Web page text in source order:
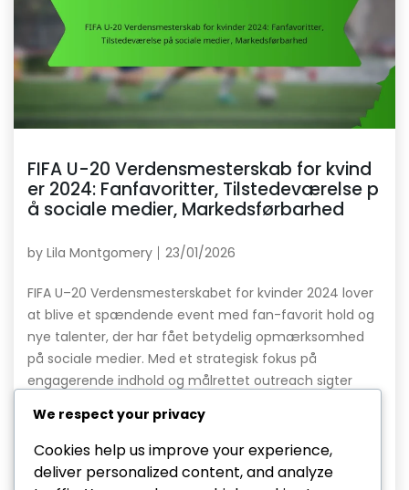
FIFA U-20 Verdensmesterskab for kvind
er 2024: Fanfavoritter, Tilstedeværelse p
å sociale medier, Markedsførbarhed
by Lila Montgomery 23/01/2026
FIFA U–20 Verdensmesterskabet for kvinder 2024 lover
at blive et spændende event med fan-favorit hold og
nye talenter, der har fået betydelig opmærksomhed
på sociale medier. Med et strategisk fokus på
engagerende indhold og målrettet outreach sigter
midt i den voksende globale interesse for kvindesport.
Dette præsenterer en unik […]
Read More
We respect your privacy
Cookies help us improve your experience,
deliver personalized content, and analyze